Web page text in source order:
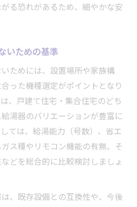
場所に適した製品の見極め方
て使えるガス給湯器選び
に依頼するコツ徹底解説
重視したい施工実績と評判
較で分かるガス給湯器設置力
業者の保証体制とは何か
能なガス給湯器業者の探し方
工事の流れを詳しく紹介
設置工事の基本的な手順解説
当日の流れと注意点まとめ
がる恐れがあるため、細やかな安
いための基準
ためには、設置場所や家族構
った機種選定がポイントとなり
、戸建て住宅・集合住宅のどち
湯器のバリエーションが豊富に
ては、給湯能力（号数）、省エ
ス種やリモコン機能の有無、そ
どを総合的に比較検討しましょ
、既存設備との互換性や、今後